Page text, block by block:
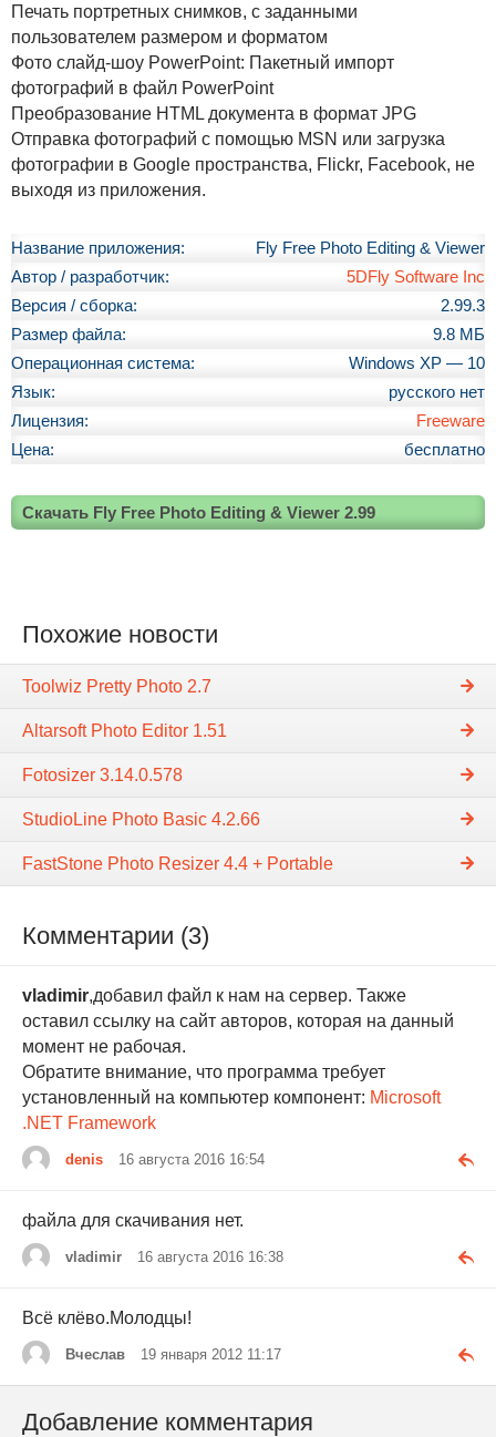
Печать портретных снимков, с заданными
пользователем размером и форматом
Фото слайд-шоу PowerPoint: Пакетный импорт
фотографий в файл PowerPoint
Преобразование HTML документа в формат JPG
Отправка фотографий с помощью MSN или загрузка
фотографии в Google пространства, Flickr, Facebook, не
выходя из приложения.
Название приложения:
Fly Free Photo Editing & Viewer
Автор / разработчик:
5DFly Software Inc
Версия / сборка:
2.99.3
Размер файла:
9.8 МБ
Операционная система:
Windows XP — 10
Язык:
русского нет
Лицензия:
Freeware
Цена:
бесплатно
Скачать Fly Free Photo Editing & Viewer 2.99
Похожие новости
Toolwiz Pretty Photo 2.7
Altarsoft Photo Editor 1.51
Fotosizer 3.14.0.578
StudioLine Photo Basic 4.2.66
FastStone Photo Resizer 4.4 + Portable
Комментарии (3)
vladimir,добавил файл к нам на сервер. Также
оставил ссылку на сайт авторов, которая на данный
момент не рабочая.
Обратите внимание, что программа требует
установленный на компьютер компонент: Microsoft
.NET Framework
denis 16 августа 2016 16:54
файла для скачивания нет.
vladimir 16 августа 2016 16:38
Всё клёво.Молодцы!
Вчеслав 19 января 2012 11:17
Добавление комментария